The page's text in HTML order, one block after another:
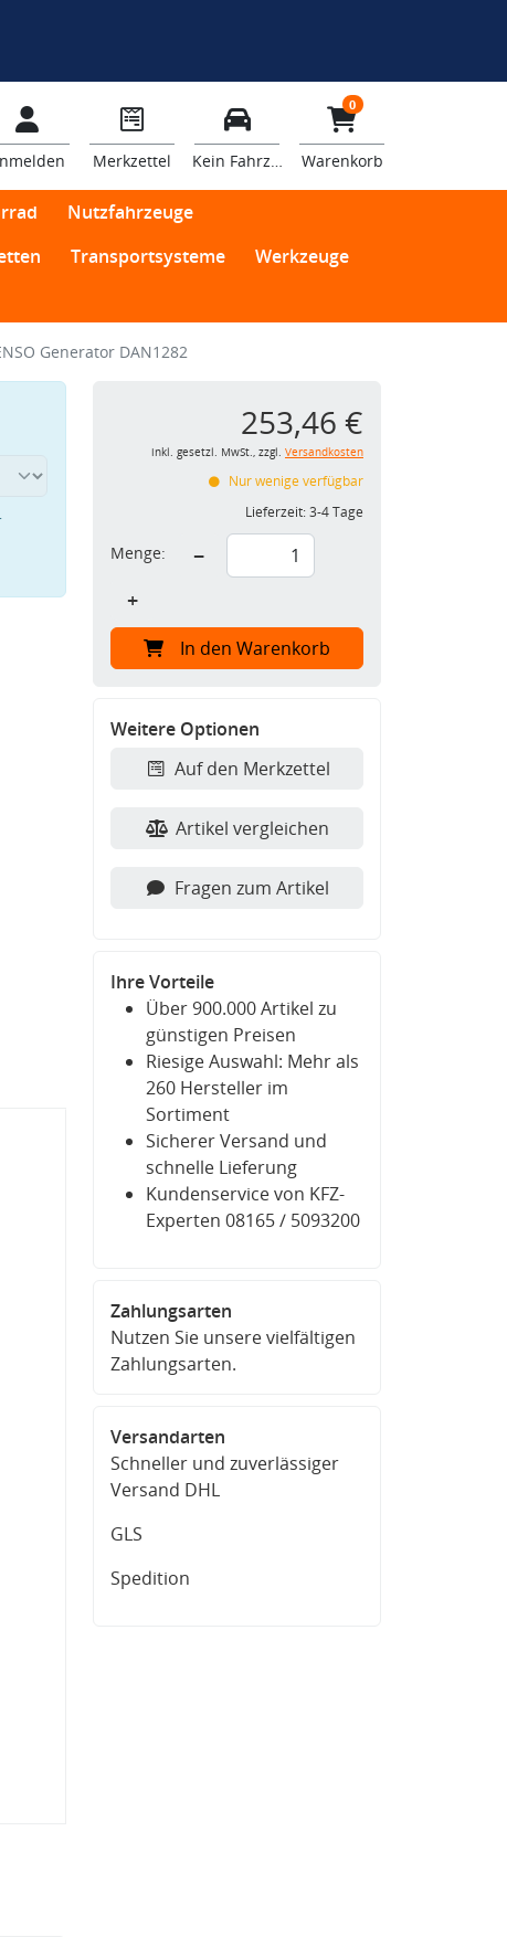
Merkzettel Kein Fahrzeug
0
Warenkorb
Nutzfahrzeuge
Transportsysteme
Werkzeuge
Generator DAN1282
253,46 €
inkl. gesetzl. MwSt., zzgl. Versandkosten
Nur wenige verfügbar
Lieferzeit:3-4 Tage
Menge:
−
+
In den Warenkorb
Weitere Optionen
Auf den Merkzettel
Artikel vergleichen
Fragen zum Artikel
Ihre Vorteile
Über 900.000 Artikel zu
günstigen Preisen
Riesige Auswahl: Mehr als
260 Hersteller im
Sortiment
Sicherer Versand und
schnelle Lieferung
Kundenservice von KFZ-
Experten 08165 / 5093200
Zahlungsarten
Nutzen Sie unsere vielfältigen
Zahlungsarten.
Versandarten
Schneller und zuverlässiger
Versand DHL
GLS
Spedition